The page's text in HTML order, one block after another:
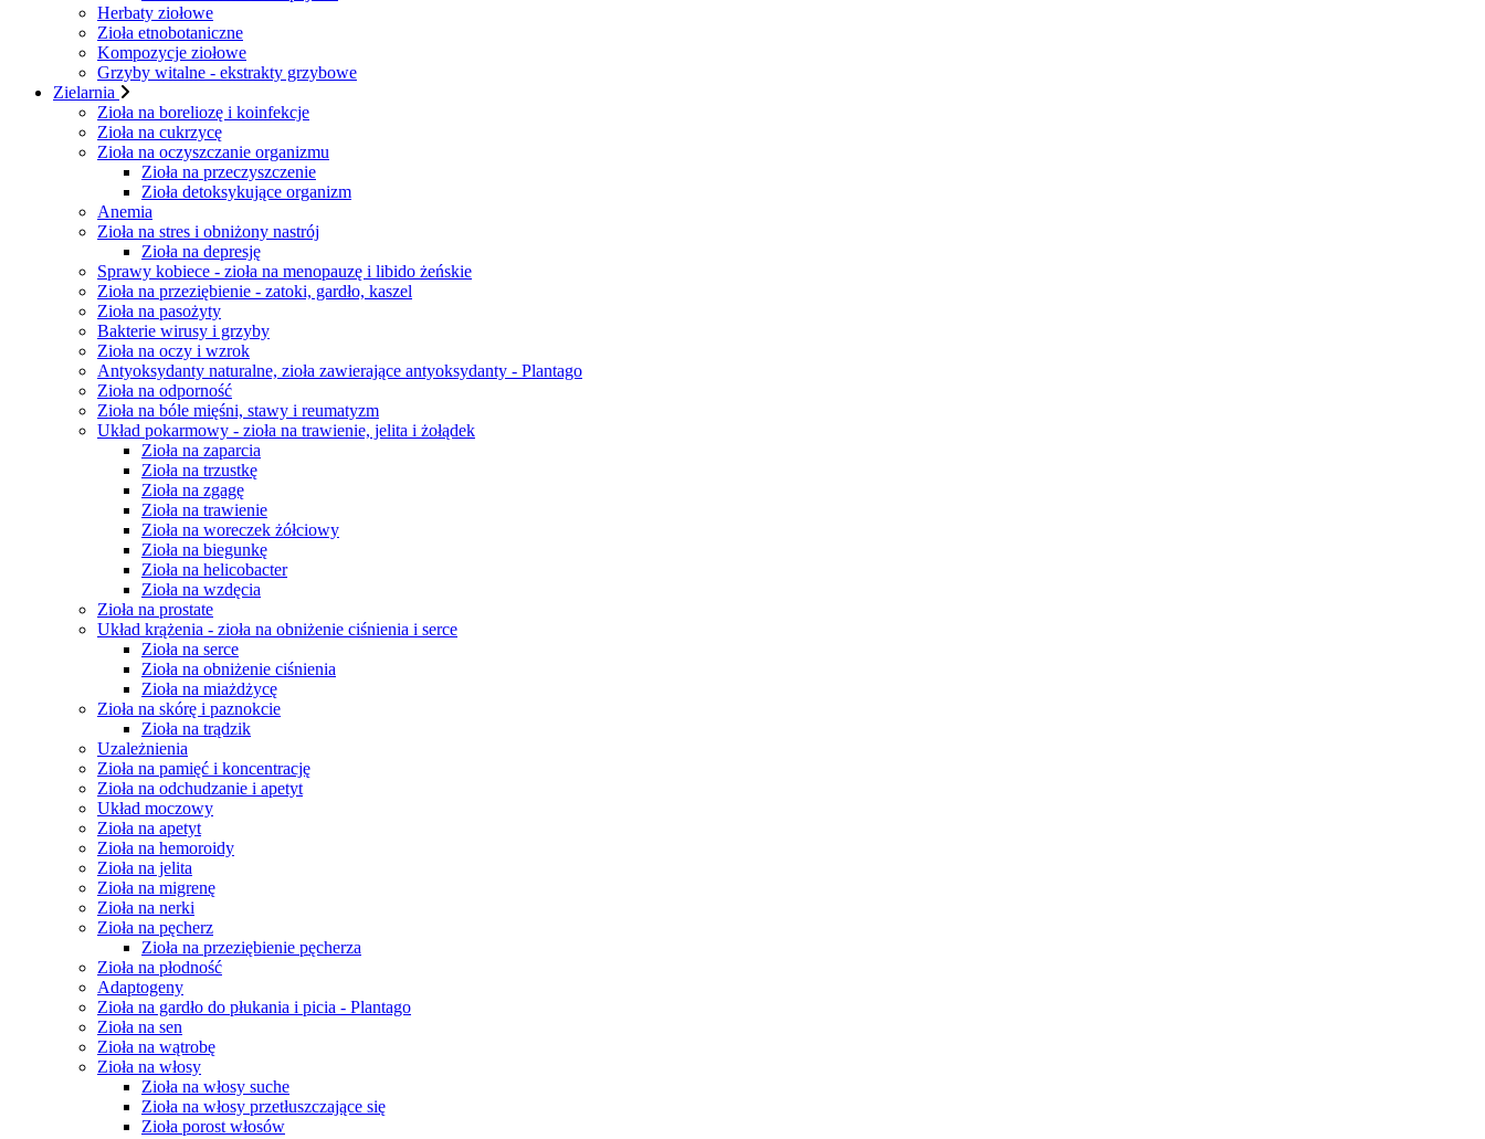
Herbaty ziołowe
Zioła etnobotaniczne
Kompozycje ziołowe
Grzyby witalne - ekstrakty grzybowe
Zielarnia
Zioła na boreliozę i koinfekcje
Zioła na cukrzycę
Zioła na oczyszczanie organizmu
Zioła na przeczyszczenie
Zioła detoksykujące organizm
Anemia
Zioła na stres i obniżony nastrój
Zioła na depresję
Sprawy kobiece - zioła na menopauzę i libido żeńskie
Zioła na przeziębienie - zatoki, gardło, kaszel
Zioła na pasożyty
Bakterie wirusy i grzyby
Zioła na oczy i wzrok
Antyoksydanty naturalne, zioła zawierające antyoksydanty - Plantago
Zioła na odporność
Zioła na bóle mięśni, stawy i reumatyzm
Układ pokarmowy - zioła na trawienie, jelita i żołądek
Zioła na zaparcia
Zioła na trzustkę
Zioła na zgagę
Zioła na trawienie
Zioła na woreczek żółciowy
Zioła na biegunkę
Zioła na helicobacter
Zioła na wzdęcia
Zioła na prostate
Układ krążenia - zioła na obniżenie ciśnienia i serce
Zioła na serce
Zioła na obniżenie ciśnienia
Zioła na miażdżycę
Zioła na skórę i paznokcie
Zioła na trądzik
Uzależnienia
Zioła na pamięć i koncentrację
Zioła na odchudzanie i apetyt
Układ moczowy
Zioła na apetyt
Zioła na hemoroidy
Zioła na jelita
Zioła na migrenę
Zioła na nerki
Zioła na pęcherz
Zioła na przeziębienie pęcherza
Zioła na płodność
Adaptogeny
Zioła na gardło do płukania i picia - Plantago
Zioła na sen
Zioła na wątrobę
Zioła na włosy
Zioła na włosy suche
Zioła na włosy przetłuszczające się
Zioła porost włosów